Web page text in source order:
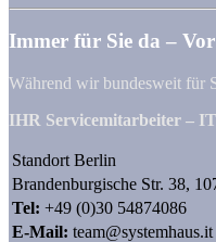
Immer für Sie da –
Während wir bundesweit für
IHR Servicemitarbeiter –
Standort Berlin
Brandenburgische Str. 38,
Tel: +49 (0)30 54874086
E-Mail: team@systemhaus.it